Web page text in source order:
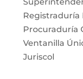
Registraduría
Procuraduría
Ventanilla
Juriscol